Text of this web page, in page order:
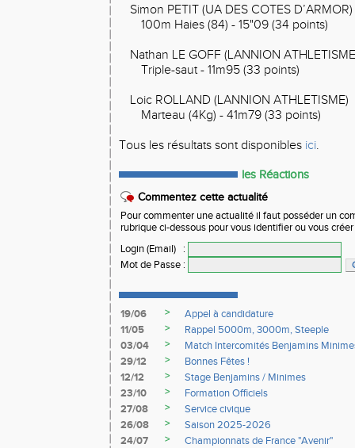
Simon PETIT (UA DES COTES D’ARMOR)
100m Haies (84) - 15"09 (34 points)
Nathan LE GOFF (LANNION
Triple-saut - 11m95 (33 points)
Loic ROLLAND (LANNION ATHLETISME)
Marteau (4Kg) - 41m79 (33 points)
Tous les résultats sont disponibles ici.
les Réactions
Commentez cette actualité
Pour commenter une actualité il faut posséder un
rubrique ci-dessous pour vous identifier ou vous
Login (Email)
:
Mot de Passe :
19/06 >
Appel à candidature
11/05
>
Rappel 5000m, 3000m, Steeple
03/04
>
Match Intercomités Benjamins
29/12
>
Bonnes Fêtes !
12/12
>
Stage Benjamins / Minimes
23/10
>
Formation Officiels
27/08
>
Service civique
26/08
>
Saison 2025-2026
24/07
>
Championnats de France "Avenir"